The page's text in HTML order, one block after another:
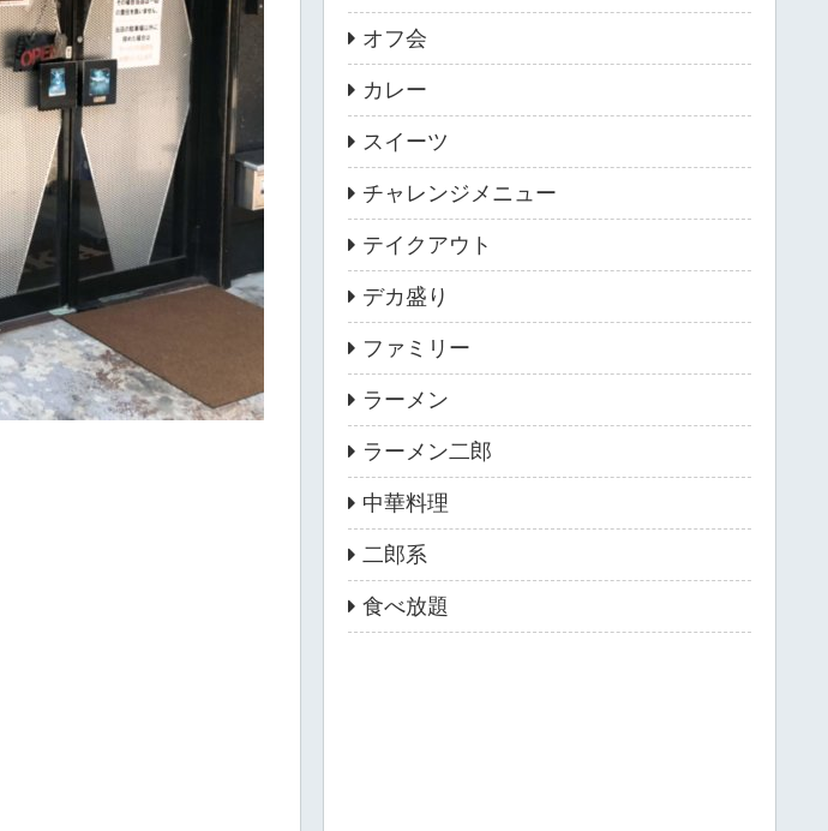
オフ会
カレー
スイーツ
チャレンジメニュー
テイクアウト
デカ盛り
ファミリー
ラーメン
ラーメン二郎
中華料理
二郎系
食べ放題